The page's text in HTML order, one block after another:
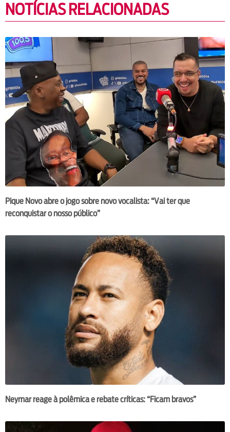
NOTÍCIAS RELACIONADAS
Pique Novo abre o jogo sobre novo vocalista: “Vai ter que
reconquistar o nosso público”
Neymar reage à polêmica e rebate críticas: “Ficam bravos”